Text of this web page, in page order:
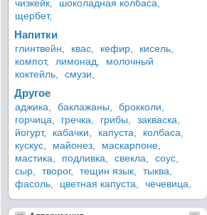
чизкейк,
шоколадная колбаса,
щербет,
Напитки
глинтвейн, квас, кефир,
кисель,
компот,
лимонад,
молочный
коктейль,
смузи,
Другое
аджика, баклажаны,
брокколи,
горчица,
гречка, грибы,
закваска,
йогурт,
кабачки, капуста,
колбаса,
кускус,
майонез,
маскарпоне,
мастика,
подливка, свекла,
соус,
сыр,
творог, тещин язык,
тыква,
фасоль,
цветная капуста, чечевица,